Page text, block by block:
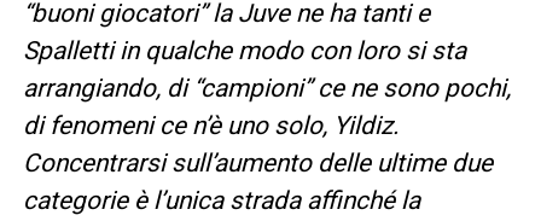
“buoni giocatori” la Juve ne ha tanti e
Spalletti in qualche modo con loro si sta
arrangiando, di “campioni” ce ne sono pochi,
di fenomeni ce n’è uno solo, Yildiz.
Concentrarsi sull’aumento delle ultime due
categorie è l’unica strada affinché la